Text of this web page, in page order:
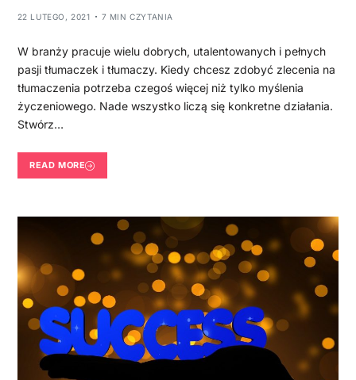
22 LUTEGO, 2021 7 MIN CZYTANIA
W branży pracuje wielu dobrych, utalentowanych i pełnych
pasji tłumaczek i tłumaczy. Kiedy chcesz zdobyć zlecenia na
tłumaczenia potrzeba czegoś więcej niż tylko myślenia
życzeniowego. Nade wszystko liczą się konkretne działania.
Stwórz…
READ MORE